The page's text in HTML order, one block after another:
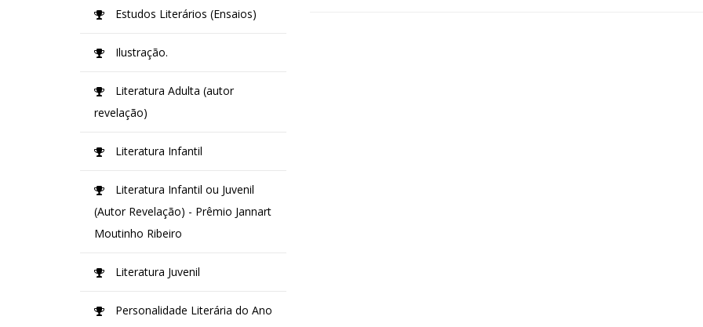
Estudos Literários (Ensaios)
Ilustração.
Literatura Adulta (autor
revelação)
Literatura Infantil
Literatura Infantil ou Juvenil
(Autor Revelação) - Prêmio Jannart
Moutinho Ribeiro
Literatura Juvenil
Personalidade Literária do Ano